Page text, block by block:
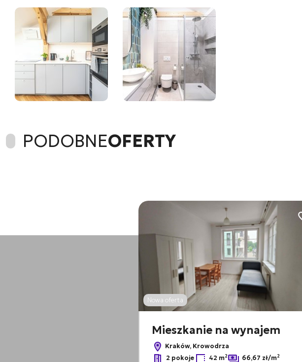
PODOBNEOFERTY
Nowa oferta
Mieszkanie na wynajem
Kraków, Krowodrza
2 pokoje 42 m2 66,67 zł/m2